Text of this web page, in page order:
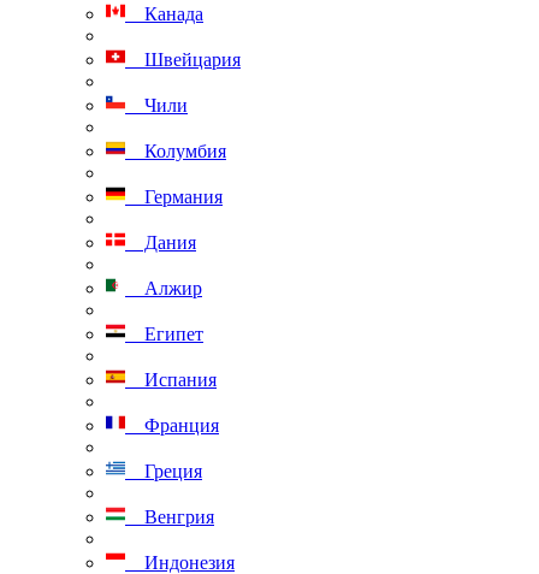
Канада
Швейцария
Чили
Колумбия
Германия
Дания
Алжир
Египет
Испания
Франция
Греция
Венгрия
Индонезия